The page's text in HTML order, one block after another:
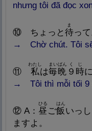
nhưng tôi đã đọc
⑩ ちょっと 待
ま
っ
→ Chờ chút. Tôi
⑪ 私
わたし
は毎晩
まいばん
９
く
時
じ
→ Tôi thì mỗi tối 9
⑫A： 昼
ひる
ご飯
はん
いっ
ますよ。